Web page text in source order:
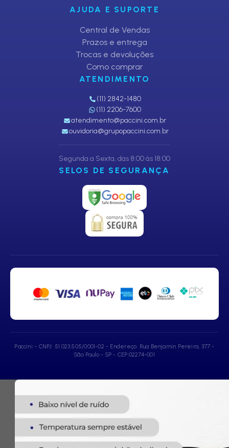
AJUDA E SUPORTE
Central de Vendas
Prazos e entrega
Trocas e devoluções
Como comprar
ATENDIMENTO
(11) 2842-1480
(11) 2206-7600
atendimento@paccini.com.br
ouvidoria@grupopaccini.com.br
Segunda a Sexta, das 8:00 às 18:00
SELOS DE SEGURANÇA
Paccini - CNPJ: 51.023.505/0001-02 - Endereço: Rua Benjamin Pereira, 377 -
São Paulo - SP - CEP:02274-001